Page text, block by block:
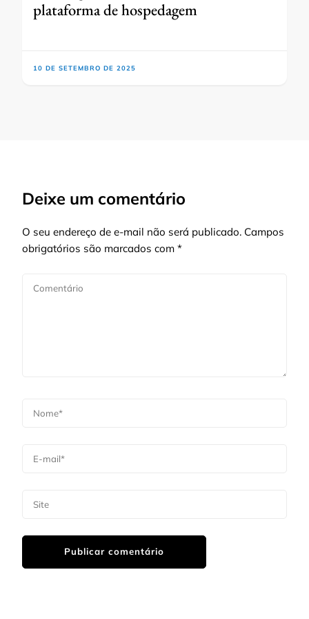
plataforma de hospedagem
10 DE SETEMBRO DE 2025
Deixe um comentário
O seu endereço de e-mail não será publicado. Campos
obrigatórios são marcados com *